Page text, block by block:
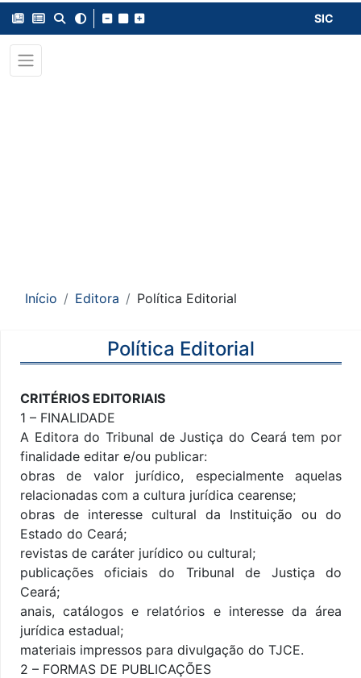
SIC
Início Editora Política Editorial
Política Editorial
CRITÉRIOS EDITORIAIS
1 – FINALIDADE
A Editora do Tribunal de Justiça do Ceará tem por
finalidade editar e/ou publicar:
obras de valor jurídico, especialmente aquelas
relacionadas com a cultura jurídica cearense;
obras de interesse cultural da Instituição ou do
Estado do Ceará;
revistas de caráter jurídico ou cultural;
publicações oficiais do Tribunal de Justiça do
Ceará;
anais, catálogos e relatórios e interesse da área
jurídica estadual;
materiais impressos para divulgação do TJCE.
2 – FORMAS DE PUBLICAÇÕES